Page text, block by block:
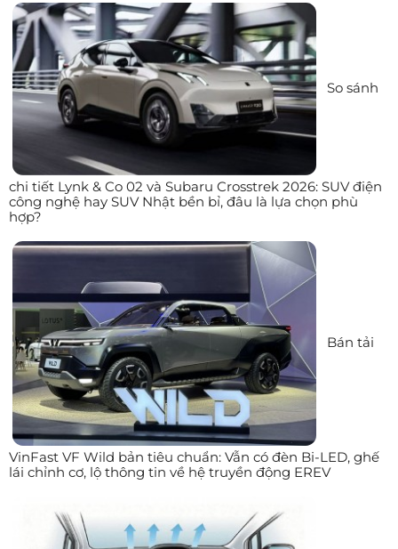
So sánh
chi tiết Lynk & Co 02 và Subaru Crosstrek 2026: SUV điện
công nghệ hay SUV Nhật bền bỉ, đâu là lựa chọn phù
hợp?
Bán tải
VinFast VF Wild bản tiêu chuẩn: Vẫn có đèn Bi-LED, ghế
lái chỉnh cơ, lộ thông tin về hệ truyền động EREV